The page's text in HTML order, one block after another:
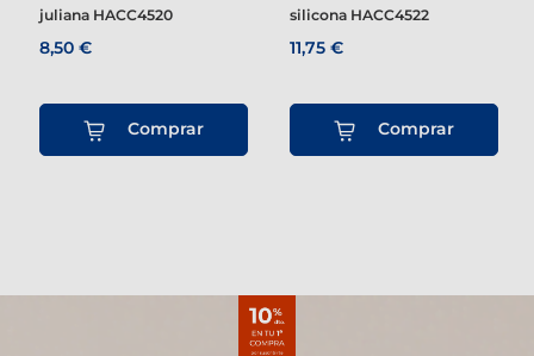
juliana HACC4520
8,50 €
Comprar
silicona HACC4522
11,75 €
Comprar